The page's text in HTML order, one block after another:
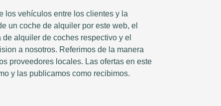
los vehículos entre los clientes y la
un coche de alquiler por este web, el
alquiler de coches respectivo y el
a nosotros. Referimos de la manera
proveedores locales. Las ofertas en este
y las publicamos como recibimos.